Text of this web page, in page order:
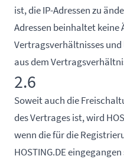
ist, die IP-Adressen zu
Adressen beinhaltet keine
Vertragsverhältnisses
aus dem
2.6
Soweit auch die
des Vertrages ist, wird
wenn die für die
HOSTING.DE